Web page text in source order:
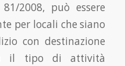
2008, può essere
per locali che siano
con destinazione
il tipo di attività